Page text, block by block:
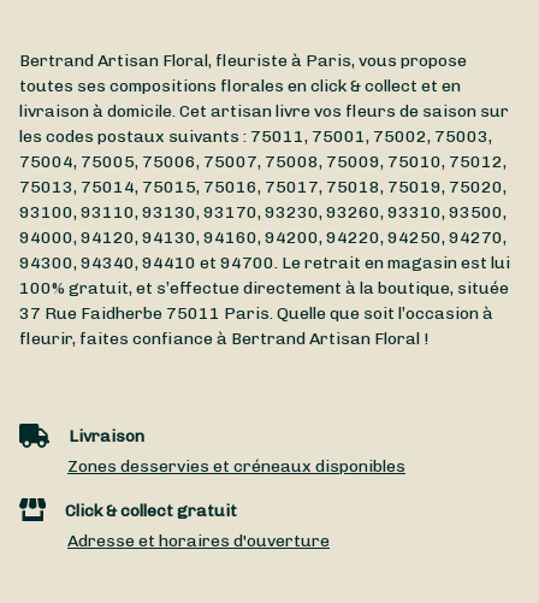
Bertrand Artisan Floral, fleuriste à Paris, vous propose
toutes ses compositions florales en click & collect et en
livraison à domicile. Cet artisan livre vos fleurs de saison sur
les codes postaux suivants : 75011, 75001, 75002, 75003,
75004, 75005, 75006, 75007, 75008, 75009, 75010, 75012,
75013, 75014, 75015, 75016, 75017, 75018, 75019, 75020,
93100, 93110, 93130, 93170, 93230, 93260, 93310, 93500,
94000, 94120, 94130, 94160, 94200, 94220, 94250, 94270,
94300, 94340, 94410 et 94700. Le retrait en magasin est lui
100% gratuit, et s’effectue directement à la boutique, située
37 Rue Faidherbe 75011 Paris. Quelle que soit l’occasion à
fleurir, faites confiance à Bertrand Artisan Floral !
Livraison
Zones desservies et créneaux disponibles
Click & collect gratuit
Adresse et horaires d'ouverture